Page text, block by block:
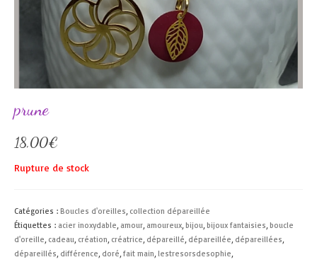
prune
18,00€
Rupture de stock
Catégories : Boucles d'oreilles, collection dépareillée
Étiquettes : acier inoxydable, amour, amoureux,bijou,bijoux fantaisies,boucle
d'oreille, cadeau, création, créatrice, dépareillé, dépareillée, dépareillées,
dépareillés, différence, doré,fait main,lestresorsdesophie,